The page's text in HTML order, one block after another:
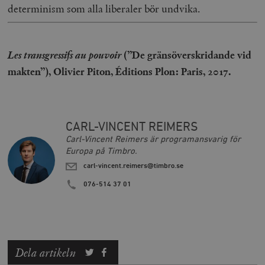
determinism som alla liberaler bör undvika.
Les transgressifs au pouvoir (”De gränsöverskridande vid
makten”), Olivier Piton, Éditions Plon: Paris, 2017.
CARL-VINCENT REIMERS
Carl-Vincent Reimers är programansvarig för
Europa på Timbro.
carl-vincent.reimers@timbro.se
076-514 37 01
Dela artikeln
kärnwebbplatsfunktioner som användarinloggning
och kontohantering. Webbplatsen kan inte användas
ordentligt utan strikt nödvändiga cookies.
_hjFirstSeen